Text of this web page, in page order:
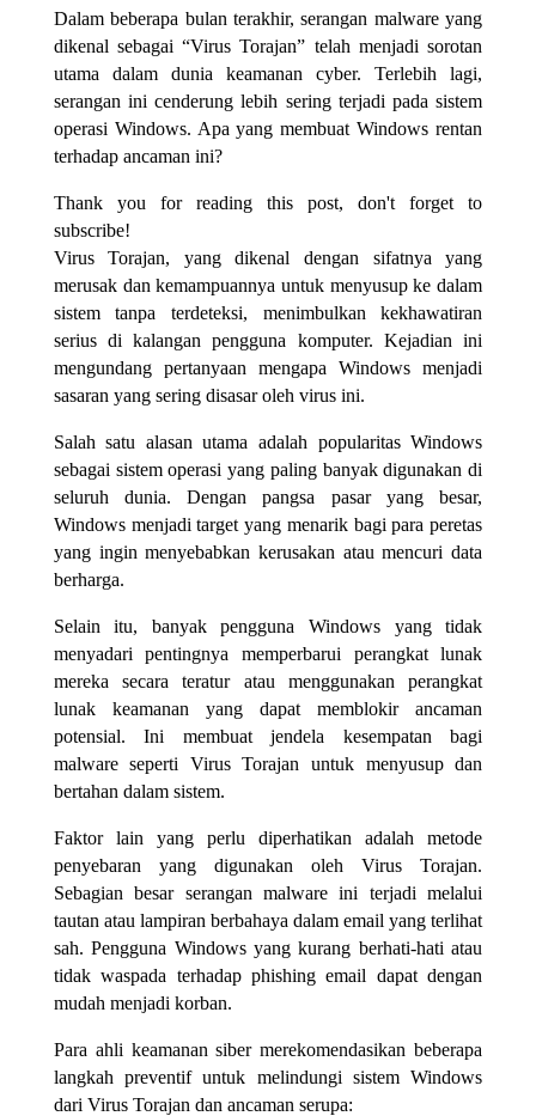
Dalam beberapa bulan terakhir, serangan malware yang
dikenal sebagai “Virus Torajan” telah menjadi sorotan
utama dalam dunia keamanan cyber. Terlebih lagi,
serangan ini cenderung lebih sering terjadi pada sistem
operasi Windows. Apa yang membuat Windows rentan
terhadap ancaman ini?
Thank you for reading this post, don't forget to
subscribe!
Virus Torajan, yang dikenal dengan sifatnya yang
merusak dan kemampuannya untuk menyusup ke dalam
sistem tanpa terdeteksi, menimbulkan kekhawatiran
serius di kalangan pengguna komputer. Kejadian ini
mengundang pertanyaan mengapa Windows menjadi
sasaran yang sering disasar oleh virus ini.
Salah satu alasan utama adalah popularitas Windows
sebagai sistem operasi yang paling banyak digunakan di
seluruh dunia. Dengan pangsa pasar yang besar,
Windows menjadi target yang menarik bagi para peretas
yang ingin menyebabkan kerusakan atau mencuri data
berharga.
Selain itu, banyak pengguna Windows yang tidak
menyadari pentingnya memperbarui perangkat lunak
mereka secara teratur atau menggunakan perangkat
lunak keamanan yang dapat memblokir ancaman
potensial. Ini membuat jendela kesempatan bagi
malware seperti Virus Torajan untuk menyusup dan
bertahan dalam sistem.
Faktor lain yang perlu diperhatikan adalah metode
penyebaran yang digunakan oleh Virus Torajan.
Sebagian besar serangan malware ini terjadi melalui
tautan atau lampiran berbahaya dalam email yang terlihat
sah. Pengguna Windows yang kurang berhati-hati atau
tidak waspada terhadap phishing email dapat dengan
mudah menjadi korban.
Para ahli keamanan siber merekomendasikan beberapa
langkah preventif untuk melindungi sistem Windows
dari Virus Torajan dan ancaman serupa: